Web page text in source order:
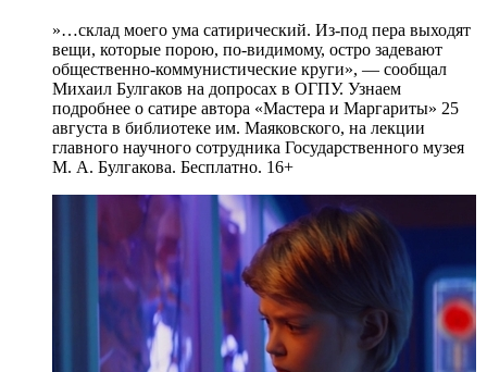
»…склад моего ума сатирический. Из-под пера выходят
вещи, которые порою, по-видимому, остро задевают
общественно-коммунистические круги», — сообщал
Михаил Булгаков на допросах в ОГПУ. Узнаем
подробнее о сатире автора «Мастера и Маргариты» 25
августа в библиотеке им. Маяковского, на лекции
главного научного сотрудника Государственного музея
М. А. Булгакова. Бесплатно. 16+